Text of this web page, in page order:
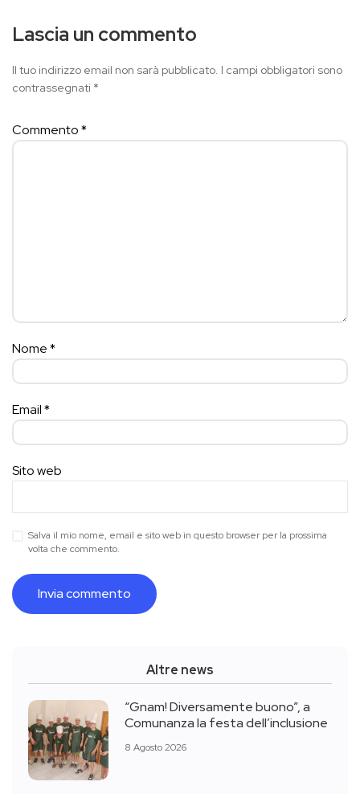
Lascia un commento
Il tuo indirizzo email non sarà pubblicato. I campi obbligatori sono
contrassegnati *
Commento*
Nome*
Email*
Sito web
Salva il mio nome, email e sito web in questo browser per la prossima
volta che commento.
Altre news
“Gnam! Diversamente buono”, a
Comunanza la festa dell’inclusione
8 Agosto 2026